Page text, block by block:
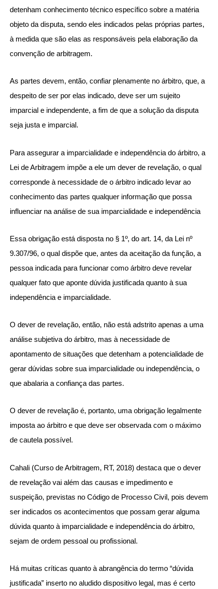
detenham conhecimento técnico específico sobre a matéria
objeto da disputa, sendo eles indicados pelas próprias partes,
à medida que são elas as responsáveis pela elaboração da
convenção de arbitragem.
As partes devem, então, confiar plenamente no árbitro, que, a
despeito de ser por elas indicado, deve ser um sujeito
imparcial e independente, a fim de que a solução da disputa
seja justa e imparcial.
Para assegurar a imparcialidade e independência do árbitro, a
Lei de Arbitragem impõe a ele um dever de revelação, o qual
corresponde à necessidade de o árbitro indicado levar ao
conhecimento das partes qualquer informação que possa
influenciar na análise de sua imparcialidade e independência
Essa obrigação está disposta no § 1º, do art. 14, da Lei nº
9.307/96, o qual dispõe que, antes da aceitação da função, a
pessoa indicada para funcionar como árbitro deve revelar
qualquer fato que aponte dúvida justificada quanto à sua
independência e imparcialidade.
O dever de revelação, então, não está adstrito apenas a uma
análise subjetiva do árbitro, mas à necessidade de
apontamento de situações que detenham a potencialidade de
gerar dúvidas sobre sua imparcialidade ou independência, o
que abalaria a confiança das partes.
O dever de revelação é, portanto, uma obrigação legalmente
imposta ao árbitro e que deve ser observada com o máximo
de cautela possível.
Cahali (Curso de Arbitragem, RT, 2018) destaca que o dever
de revelação vai além das causas e impedimento e
suspeição, previstas no Código de Processo Civil, pois devem
ser indicados os acontecimentos que possam gerar alguma
dúvida quanto à imparcialidade e independência do árbitro,
sejam de ordem pessoal ou profissional.
Há muitas críticas quanto à abrangência do termo “dúvida
justificada” inserto no aludido dispositivo legal, mas é certo